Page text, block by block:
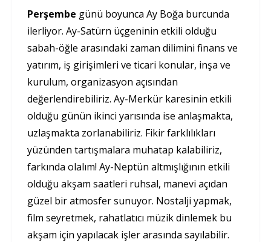
Perşembe günü boyunca Ay Boğa burcunda
ilerliyor. Ay-Satürn üçgeninin etkili olduğu
sabah-öğle arasındaki zaman dilimini finans ve
yatırım, iş girişimleri ve ticari konular, inşa ve
kurulum, organizasyon açısından
değerlendirebiliriz. Ay-Merkür karesinin etkili
olduğu günün ikinci yarısında ise anlaşmakta,
uzlaşmakta zorlanabiliriz. Fikir farklılıkları
yüzünden tartışmalara muhatap kalabiliriz,
farkında olalım! Ay-Neptün altmışlığının etkili
olduğu akşam saatleri ruhsal, manevi açıdan
güzel bir atmosfer sunuyor. Nostalji yapmak,
film seyretmek, rahatlatıcı müzik dinlemek bu
akşam için yapılacak işler arasında sayılabilir.